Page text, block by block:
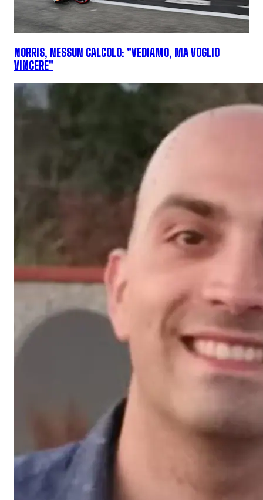
NORRIS, NESSUN CALCOLO: "VEDIAMO, MA VOGLIO
VINCERE"